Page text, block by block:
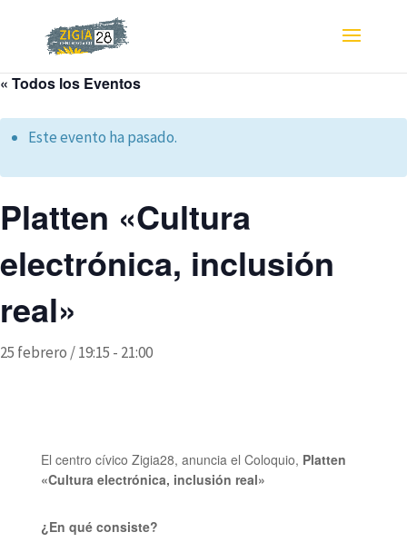
« Todos los Eventos
Este evento ha pasado.
Platten «Cultura
electrónica, inclusión
real»
25 febrero / 19:15 - 21:00
El centro cívico Zigia28, anuncia el Coloquio, Platten
«Cultura electrónica, inclusión real»
¿En qué consiste?